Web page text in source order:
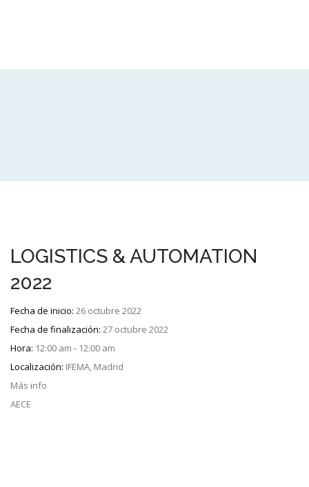
LOGISTICS & AUTOMATION
2022
Fecha de inicio: 26 octubre 2022
Fecha de finalización: 27 octubre 2022
Hora: 12:00 am - 12:00 am
Localización: IFEMA, Madrid
Más info
AECE